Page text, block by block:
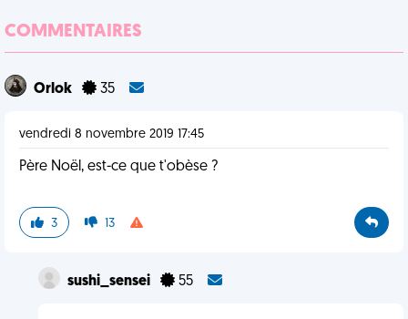
COMMENTAIRES
Orlok 35
vendredi 8 novembre 2019 17:45
Père Noël, est-ce que t'obèse ?
3 13
sushi_sensei 55